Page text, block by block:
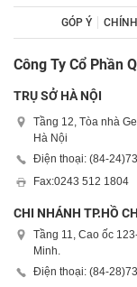
GÓP Ý
Công Ty Cổ Phần
TRỤ SỞ HÀ NỘI
Tầng 12, Tòa nhà
Hà Nội
Điện thoại: (84-24)
Fax:0243 512 1804
CHI NHÁNH TP.HỒ
Tầng 11, Cao ốc
Minh.
Điện thoại: (84-28)